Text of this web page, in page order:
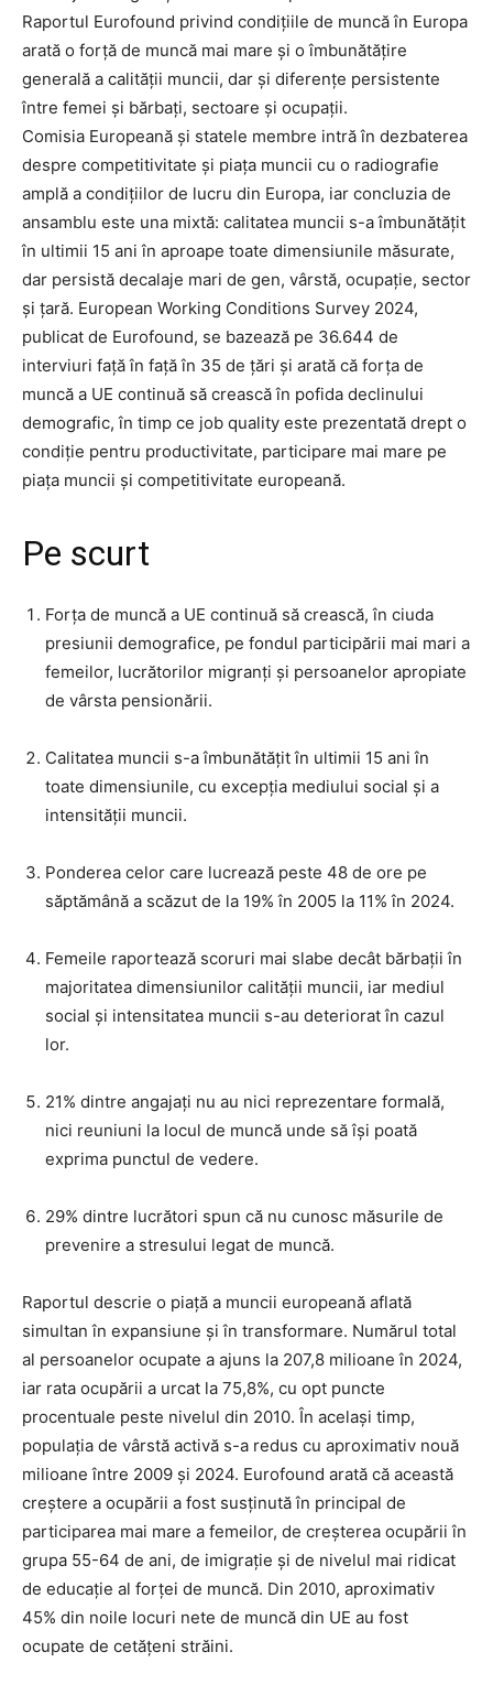
Raportul Eurofound privind condițiile de muncă în Europa
arată o forță de muncă mai mare și o îmbunătățire
generală a calității muncii, dar și diferențe persistente
între femei și bărbați, sectoare și ocupații.
Comisia Europeană și statele membre intră în dezbaterea
despre competitivitate și piața muncii cu o radiografie
amplă a condițiilor de lucru din Europa, iar concluzia de
ansamblu este una mixtă: calitatea muncii s-a îmbunătățit
în ultimii 15 ani în aproape toate dimensiunile măsurate,
dar persistă decalaje mari de gen, vârstă, ocupație, sector
și țară. European Working Conditions Survey 2024,
publicat de Eurofound, se bazează pe 36.644 de
interviuri față în față în 35 de țări și arată că forța de
muncă a UE continuă să crească în pofida declinului
demografic, în timp ce job quality este prezentată drept o
condiție pentru productivitate, participare mai mare pe
piața muncii și competitivitate europeană.
Pe scurt
Forța de muncă a UE continuă să crească, în ciuda
presiunii demografice, pe fondul participării mai mari a
femeilor, lucrătorilor migranți și persoanelor apropiate
de vârsta pensionării.
Calitatea muncii s-a îmbunătățit în ultimii 15 ani în
toate dimensiunile, cu excepția mediului social și a
intensității muncii.
Ponderea celor care lucrează peste 48 de ore pe
săptămână a scăzut de la 19% în 2005 la 11% în 2024.
Femeile raportează scoruri mai slabe decât bărbații în
majoritatea dimensiunilor calității muncii, iar mediul
social și intensitatea muncii s-au deteriorat în cazul
lor.
21% dintre angajați nu au nici reprezentare formală,
nici reuniuni la locul de muncă unde să își poată
exprima punctul de vedere.
29% dintre lucrători spun că nu cunosc măsurile de
prevenire a stresului legat de muncă.
Raportul descrie o piață a muncii europeană aflată
simultan în expansiune și în transformare. Numărul total
al persoanelor ocupate a ajuns la 207,8 milioane în 2024,
iar rata ocupării a urcat la 75,8%, cu opt puncte
procentuale peste nivelul din 2010. În același timp,
populația de vârstă activă s-a redus cu aproximativ nouă
milioane între 2009 și 2024. Eurofound arată că această
creștere a ocupării a fost susținută în principal de
participarea mai mare a femeilor, de creșterea ocupării în
grupa 55-64 de ani, de imigrație și de nivelul mai ridicat
de educație al forței de muncă. Din 2010, aproximativ
45% din noile locuri nete de muncă din UE au fost
ocupate de cetățeni străini.